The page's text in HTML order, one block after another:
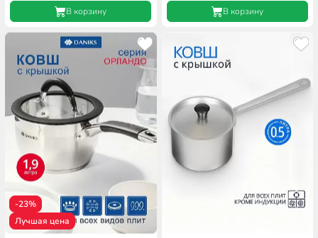
В корзину В корзину
-23%
Лучшая цена